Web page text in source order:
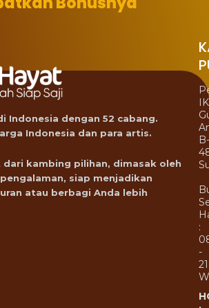
Indonesia dengan 52 cabang.
Indonesia dan para artis.
dari kambing pilihan, dimasak oleh
siap menjadikan
atau berbagi Anda lebih
B-
:
-